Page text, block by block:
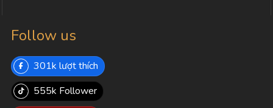
Follow us
301k lượt thích
555k Follower